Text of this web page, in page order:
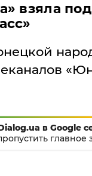
взяла
в Google
главное